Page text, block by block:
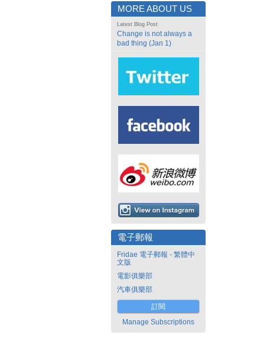
MORE ABOUT US
Latest Blog Post
Change is not always a
bad thing (Jan 1)
電子郵報
Fridae 電子郵報 - 繁體中
文版
電影俱樂部
汽車俱樂部
訂閱
Manage Subscriptions